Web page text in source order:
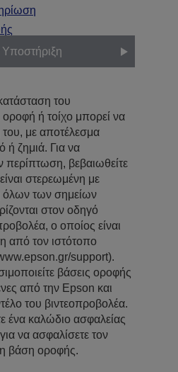
του
ή τοίχο μπορεί να
με αποτέλεσμα
ή ζημιά. Για να
περίπτωση, βεβαιωθείτε
στερεωμένη με
όλων των σημείων
στον οδηγό
ο οποίος είναι
από τον ιστότοπο
support).
βάσεις οροφής
από την Epson και
του βιντεοπροβολέα.
ένα καλώδιο ασφαλείας
να ασφαλίσετε τον
βάση οροφής.